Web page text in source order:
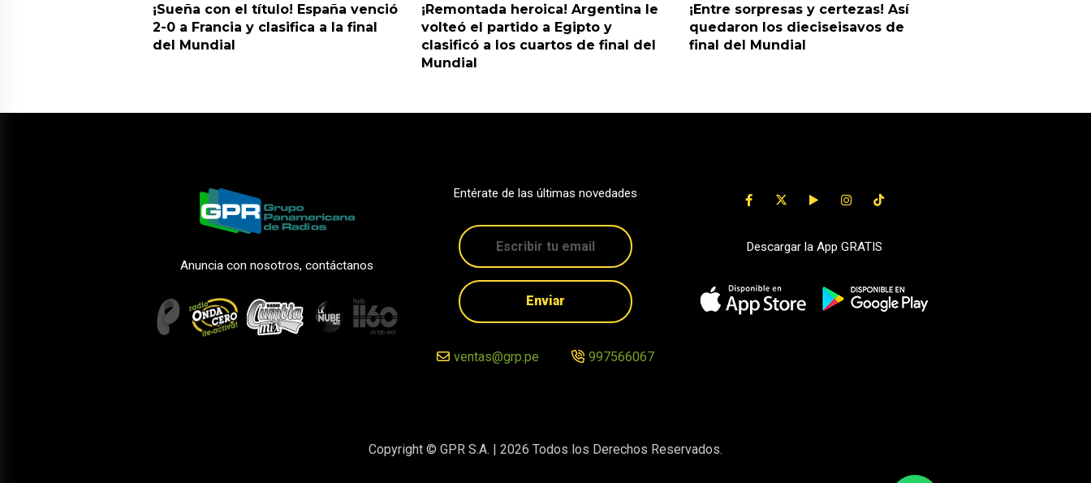
¡Sueña con el título! España venció
2-0 a Francia y clasifica a la final
del Mundial
¡Remontada heroica! Argentina le
volteó el partido a Egipto y
clasificó a los cuartos de final del
Mundial
¡Entre sorpresas y certezas! Así
quedaron los dieciseisavos de
final del Mundial
Anuncia con nosotros, contáctanos
Entérate de las últimas novedades
Enviar
ventas@grp.pe 997566067
Descargar la App GRATIS
Copyright © GPR S.A. | 2026 Todos los Derechos Reservados.